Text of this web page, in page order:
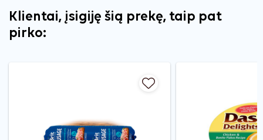
Klientai, įsigiję šią prekę, taip pat
pirko: